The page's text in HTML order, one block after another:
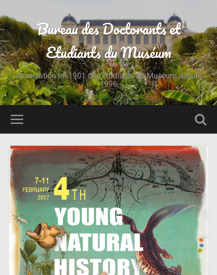
Bureau des Doctorants et
Etudiants du Muséum
Association loi 1901 des Étudiants du Muséum depuis
1996